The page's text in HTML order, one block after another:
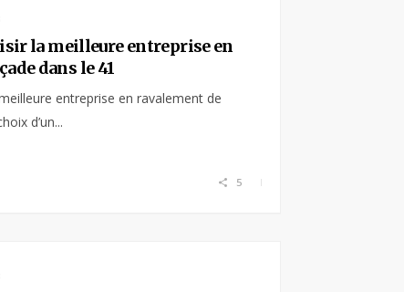
la meilleure entreprise en
dans le 41
entreprise en ravalement de
d’un...
5